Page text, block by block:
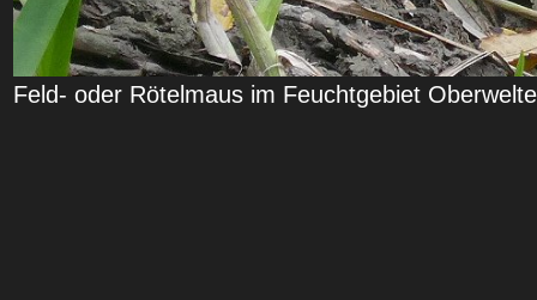
Feld- oder Rötelmaus im Feuchtgebiet